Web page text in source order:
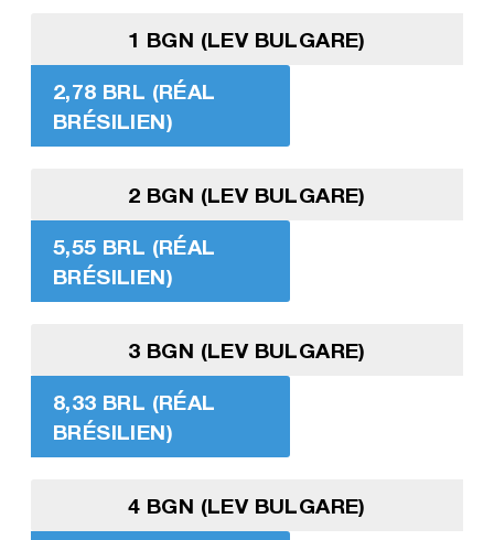
1 BGN (LEV BULGARE)
2,78 BRL (RÉAL
BRÉSILIEN)
2 BGN (LEV BULGARE)
5,55 BRL (RÉAL
BRÉSILIEN)
3 BGN (LEV BULGARE)
8,33 BRL (RÉAL
BRÉSILIEN)
4 BGN (LEV BULGARE)